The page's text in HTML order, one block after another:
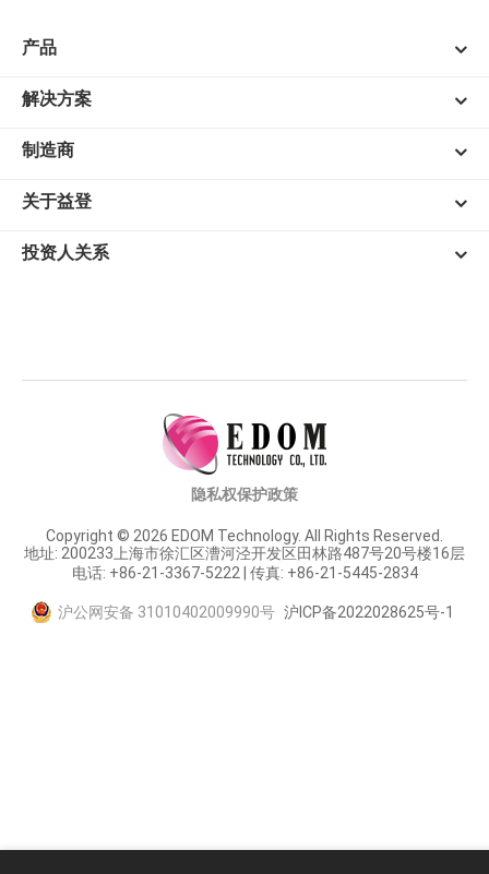
产品
解决方案
制造商
关于益登
投资人关系
Copyright © 2026 EDOM Technology. All Rights Reserved.
地址: 200233上海市徐汇区漕河泾开发区田林路487号20号楼16层
电话: +86-21-3367-5222 | 传真: +86-21-5445-2834
沪公网安备 31010402009990号 沪ICP备2022028625号-1
隐私权保护政策